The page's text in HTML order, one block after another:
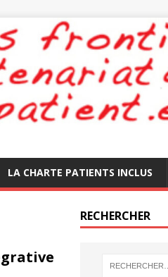
LA CHARTE PATIENTS INCLUS
RECHERCHER